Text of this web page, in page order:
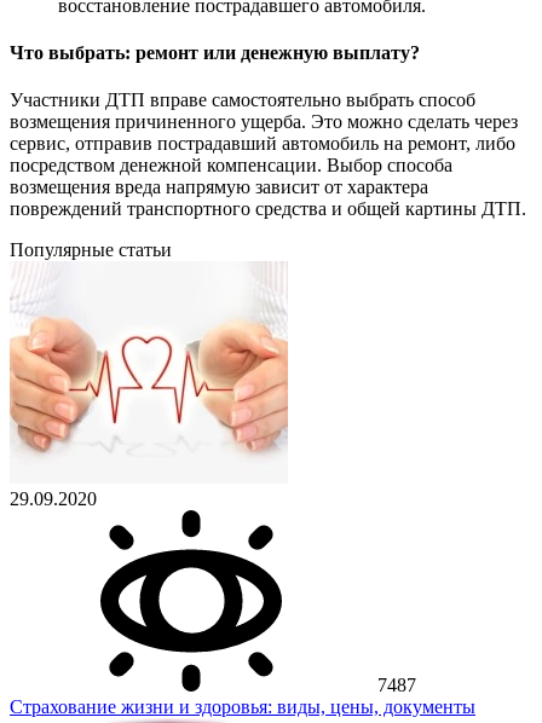
восстановление пострадавшего автомобиля.
Что выбрать: ремонт или денежную выплату?
Участники ДТП вправе самостоятельно выбрать способ
возмещения причиненного ущерба. Это можно сделать через
сервис, отправив пострадавший автомобиль на ремонт, либо
посредством денежной компенсации. Выбор способа
возмещения вреда напрямую зависит от характера
повреждений транспортного средства и общей картины ДТП.
Популярные статьи
29.09.2020
7487
Страхование жизни и здоровья: виды, цены, документы